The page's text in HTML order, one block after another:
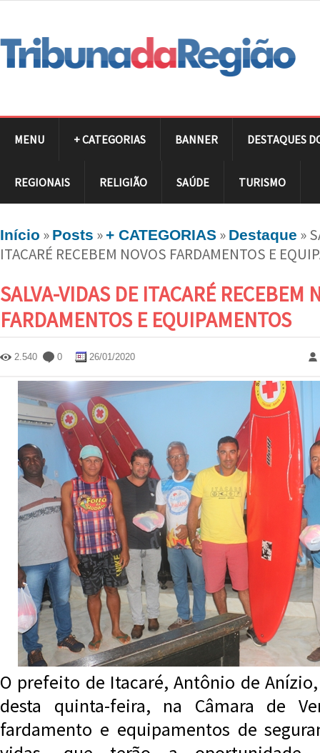
MENU + CATEGORIAS BANNER DESTAQUES
REGIONAIS RELIGIÃO SAÚDE TURISMO
Início » Posts »+ CATEGORIAS » Destaque »
ITACARÉ RECEBEM NOVOS FARDAMENTOS E
SALVA-VIDAS DE ITACARÉ RECEBEM
FARDAMENTOS E EQUIPAMENTOS
2.540 0 26/01/2020
O prefeito de Itacaré, Antônio de
desta quinta-feira, na Câmara de
fardamento e equipamentos de